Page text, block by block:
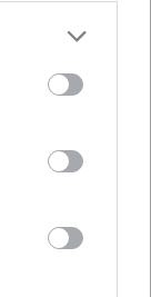
more Google
may click to
tags to
below Google
ja
viilata